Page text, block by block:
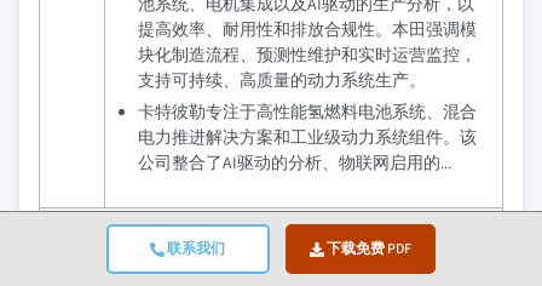
联系我们 下载免费 PDF
提高效率、耐用性和排放合规性。本田强调模
块化制造流程、预测性维护和实时运营监控，
支持可持续、高质量的动力系统生产。
卡特彼勒专注于高性能氢燃料电池系统、混合
电力推进解决方案和工业级动力系统组件。该
公司整合了AI驱动的分析、物联网启用的...
区域见解